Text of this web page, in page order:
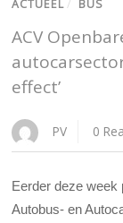
ACTUEEL / BUS
ACV
effect’
PV 0
Eerder deze week
Autobus- en